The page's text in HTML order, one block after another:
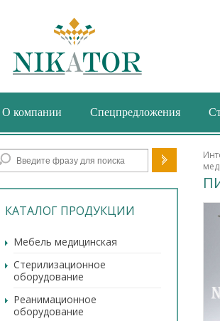
О компании Спецпредложения
Форма поиска
КАТАЛОГ ПРОДУКЦИИ
Мебель медицинская
Стерилизационное
оборудование
Реанимационное
оборудование